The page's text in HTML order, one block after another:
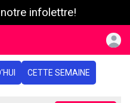
infolettre!
CETTE SEMAINE